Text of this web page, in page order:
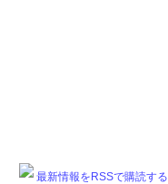
最新情報をRSSで購読する